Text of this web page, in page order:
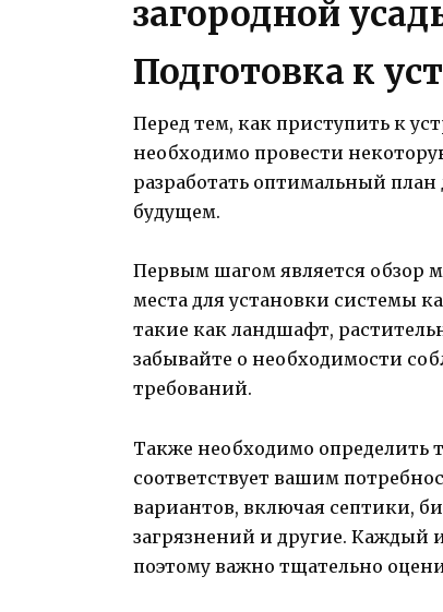
загородной
Подготовка к
Перед тем, как приступить к
необходимо провести
разработать оптимальный
будущем.
Первым шагом является обзор
места для установки системы
такие как ландшафт,
забывайте о необходимости
требований.
Также необходимо определить
соответствует вашим
вариантов, включая септики,
загрязнений и другие. Каждый
поэтому важно тщательно